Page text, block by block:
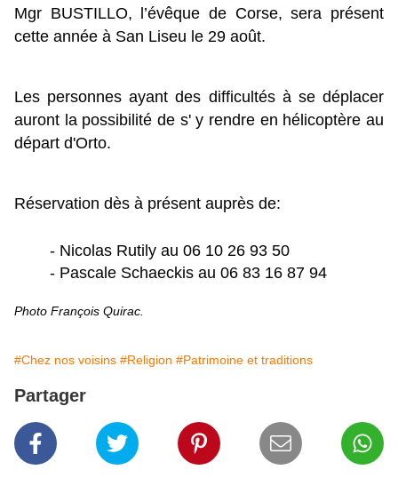
Mgr BUSTILLO, l’évêque de Corse, sera présent
cette année à San Liseu le 29 août.
Les personnes ayant des difficultés à se déplacer
auront la possibilité de s' y rendre en hélicoptère au
départ d'Orto.
Réservation dès à présent auprès de:
- Nicolas Rutily au 06 10 26 93 50
- Pascale Schaeckis au 06 83 16 87 94
Photo François Quirac.
#Chez nos voisins #Religion #Patrimoine et traditions
Partager